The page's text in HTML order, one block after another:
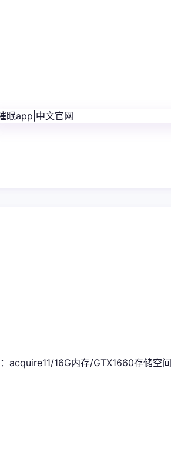
​：acquire11/16G内存/GTX1660​存储空间​